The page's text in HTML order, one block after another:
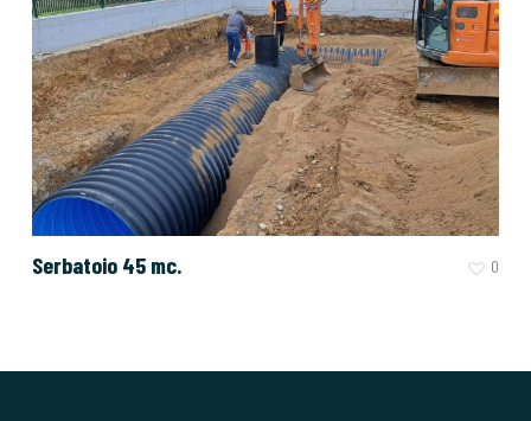
Serbatoio 45 mc. 0